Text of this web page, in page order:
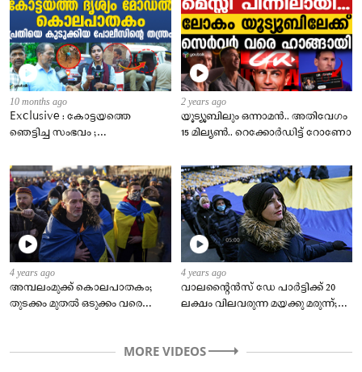
10 months ago
Exclusive : കോട്ടയത്തെ
ഞെട്ടിച്ച സംഭവം ;
ഭാര്യയോട് ചെയ്തത്..
2 years ago
യൂട്യൂബിലും ഒന്നാമൻ.. അതിവേഗം
15 മില്യൺ.. റെക്കോർഡിട്ട് റോണോ
4 years ago
അമ്പലംമുക്ക് കൊലപാതകം;
തുടക്കം മുതൽ ഒടുക്കം വരെ
4 years ago
വാലന്റൈൻസ് ഡേ പാർട്ടിക്ക് 20
ലക്ഷം വിലവരുന്ന മയക്കു മരുന്ന്;
MORE VIDEOS